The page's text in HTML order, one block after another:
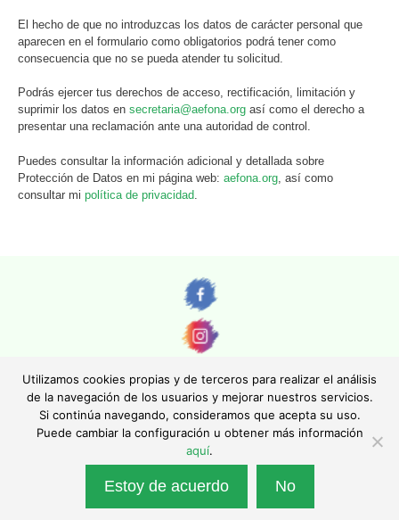
El hecho de que no introduzcas los datos de carácter personal que
aparecen en el formulario como obligatorios podrá tener como
consecuencia que no se pueda atender tu solicitud.
Podrás ejercer tus derechos de acceso, rectificación, limitación y
suprimir los datos en secretaria@aefona.org así como el derecho a
presentar una reclamación ante una autoridad de control.
Puedes consultar la información adicional y detallada sobre
Protección de Datos en mi página web: aefona.org , así como
consultar mi política de privacidad
© AEFONA 2011- 2026 | Todas las imágenes y textos son propiedad de sus
autores. Queda totalmente prohibida su reproducción.
Política de privacidad
Registro Nacional de Asociaciones con el número 130247
Utilizamos cookies propias y de terceros para realizar el análisis
de la navegación de los usuarios y mejorar nuestros servicios.
Si continúa navegando, consideramos que acepta su uso.
Puede cambiar la configuración u obtener más información
aquí.
Estoy de acuerdo No